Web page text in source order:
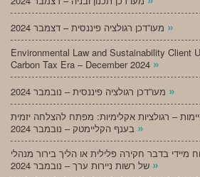
»
Environmental Law and Sustainability Client
Carbon Tax Era – December 2024 »
»
– רגולציות אקלימיות: מפתח להצלחה יזמית
»
מיידי בדבר חקירה פלילית או הליך בירור מנהלי
»